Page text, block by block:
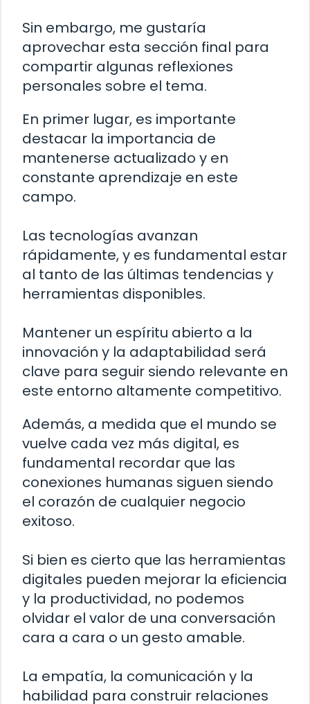
Sin embargo, me gustaría
aprovechar esta sección final para
compartir algunas reflexiones
personales sobre el tema.
En primer lugar, es importante
destacar la importancia de
mantenerse actualizado y en
constante aprendizaje en este
campo.
Las tecnologías avanzan
rápidamente, y es fundamental estar
al tanto de las últimas tendencias y
herramientas disponibles.
Mantener un espíritu abierto a la
innovación y la adaptabilidad será
clave para seguir siendo relevante en
este entorno altamente competitivo.
Además, a medida que el mundo se
vuelve cada vez más digital, es
fundamental recordar que las
conexiones humanas siguen siendo
el corazón de cualquier negocio
exitoso.
Si bien es cierto que las herramientas
digitales pueden mejorar la eficiencia
y la productividad, no podemos
olvidar el valor de una conversación
cara a cara o un gesto amable.
La empatía, la comunicación y la
habilidad para construir relaciones